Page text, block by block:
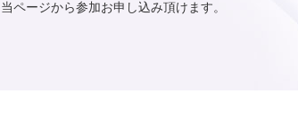
当ページから参加お申し込み頂けます。